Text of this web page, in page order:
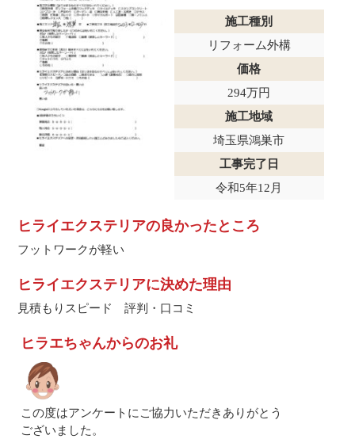
施工種別
リフォーム外構
価格
294万円
施工地域
埼玉県鴻巣市
工事完了日
令和5年12月
ヒライエクステリアの良かったところ
フットワークが軽い
ヒライエクステリアに決めた理由
見積もりスピード 評判・口コミ
ヒラエちゃんからのお礼
この度はアンケートにご協力いただきありがとう
ございました。